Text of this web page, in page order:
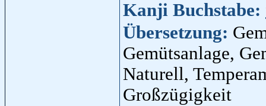
Kanji Buchstabe:
Übersetzung:
Gemütsanlage,
Naturell,
Großzügigkeit